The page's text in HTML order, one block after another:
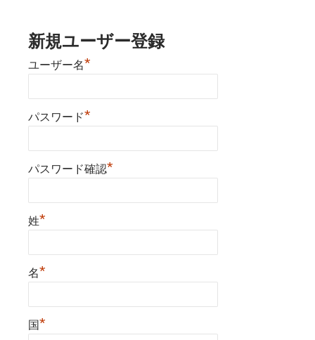
新規ユーザー登録
ユーザー名*
パスワード*
パスワード確認*
姓*
名*
国*